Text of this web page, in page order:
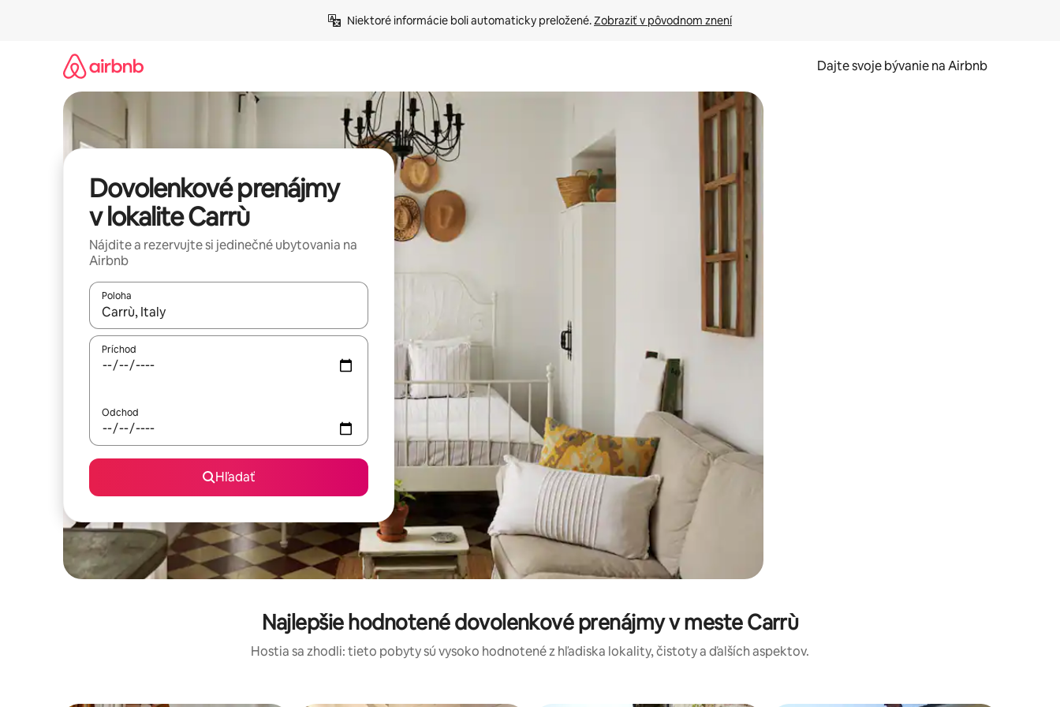
Niektoré informácie boli automaticky preložené. Zobraziť v pôvodnom znení
Dajte svoje bývanie na Airbnb
Dovolenkové prenájmy
v lokalite Carrù
Nájdite a rezervujte si jedinečné ubytovania na
Airbnb
Poloha
Keď budú výsledky k dispozícii, môžete si ich prechádzať pomocou klávesov so šípkami nahor a nadol alebo ich preskúmať pomocou dotykových gest či potiahnutia prstom.
Príchod
Odchod
Hľadať
Najlepšie hodnotené dovolenkové prenájmy v meste Carrù
Hostia sa zhodli: tieto pobyty sú vysoko hodnotené z hľadiska lokality, čistoty a ďalších aspektov.